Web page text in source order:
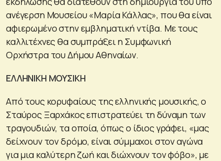
ανέγερση Μουσείου «Μαρία Κάλλας», που θα είναι
αφιερωμένο στην εμβληματική ντίβα. Με τους
καλλιτέχνες θα συμπράξει η Συμφωνική
Ορχήστρα του Δήμου Αθηναίων.
ΕΛΛΗΝΙΚΗ ΜΟΥΣΙΚΗ
Από τους κορυφαίους της ελληνικής μουσικής, ο
Σταύρος Ξαρχάκος επιστρατεύει τη δύναμη των
τραγουδιών, τα οποία, όπως ο ίδιος γράφει, «μας
δείχνουν τον δρόμο, είναι σύμμαχοι στον αγώνα
για μια καλύτερη ζωή και διώχνουν τον φόβο», με